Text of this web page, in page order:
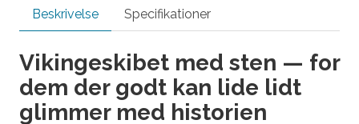
Beskrivelse Specifikationer
Vikingeskibet med sten — for
dem der godt kan lide lidt
glimmer med historien